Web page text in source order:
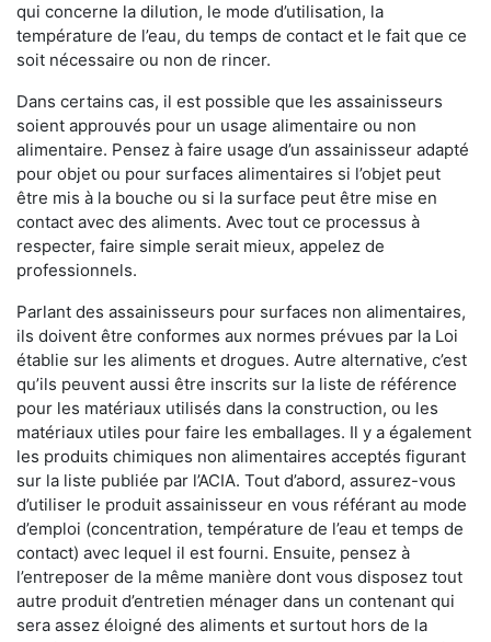
qui concerne la dilution, le mode d’utilisation, la
température de l’eau, du temps de contact et le fait que ce
soit nécessaire ou non de rincer.
Dans certains cas, il est possible que les assainisseurs
soient approuvés pour un usage alimentaire ou non
alimentaire. Pensez à faire usage d’un assainisseur adapté
pour objet ou pour surfaces alimentaires si l’objet peut
être mis à la bouche ou si la surface peut être mise en
contact avec des aliments. Avec tout ce processus à
respecter, faire simple serait mieux, appelez de
professionnels.
Parlant des assainisseurs pour surfaces non alimentaires,
ils doivent être conformes aux normes prévues par la Loi
établie sur les aliments et drogues. Autre alternative, c’est
qu’ils peuvent aussi être inscrits sur la liste de référence
pour les matériaux utilisés dans la construction, ou les
matériaux utiles pour faire les emballages. Il y a également
les produits chimiques non alimentaires acceptés figurant
sur la liste publiée par l’ACIA. Tout d’abord, assurez-vous
d’utiliser le produit assainisseur en vous référant au mode
d’emploi (concentration, température de l’eau et temps de
contact) avec lequel il est fourni. Ensuite, pensez à
l’entreposer de la même manière dont vous disposez tout
autre produit d’entretien ménager dans un contenant qui
sera assez éloigné des aliments et surtout hors de la